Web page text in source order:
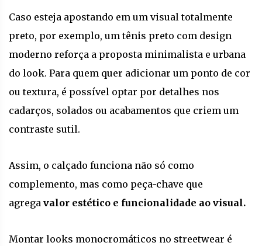
Caso esteja apostando em um visual totalmente
preto, por exemplo, um tênis preto com design
moderno reforça a proposta minimalista e urbana
do look. Para quem quer adicionar um ponto de cor
ou textura, é possível optar por detalhes nos
cadarços, solados ou acabamentos que criem um
contraste sutil.
Assim, o calçado funciona não só como
complemento, mas como peça-chave que
agrega valor estético e funcionalidade ao visual.
Montar looks monocromáticos no streetwear é